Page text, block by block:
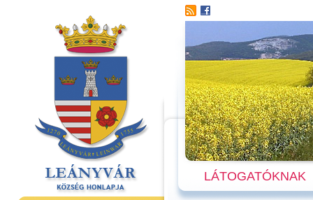
LÁTOGATÓKNAK